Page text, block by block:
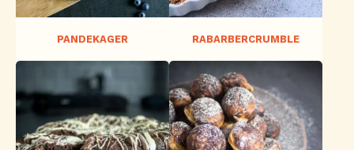
PANDEKAGER RABARBERCRUMBLE